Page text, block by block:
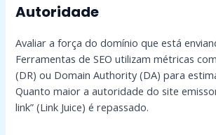
Autoridade
Avaliar a força do domínio que está
Ferramentas de SEO utilizam métricas
(DR) ou Domain Authority (DA) para
Quanto maior a autoridade do site
link” (Link Juice) é repassado.